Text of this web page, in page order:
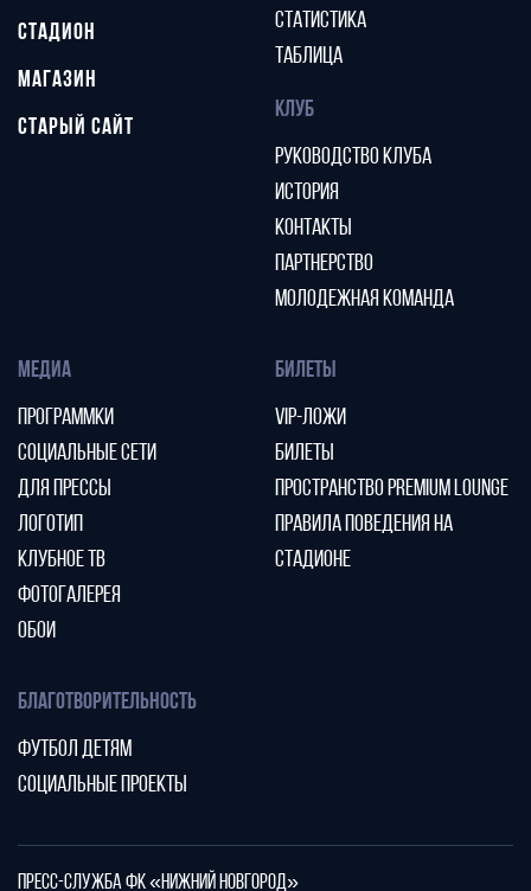
СТАДИОН
МАГАЗИН
СТАРЫЙ САЙТ
СТАТИСТИКА
ТАБЛИЦА
КЛУБ
РУКОВОДСТВО КЛУБА
ИСТОРИЯ
КОНТАКТЫ
ПАРТНЕРСТВО
МОЛОДЕЖНАЯ КОМАНДА
МЕДИА
ПРОГРАММКИ
СОЦИАЛЬНЫЕ СЕТИ
ДЛЯ ПРЕССЫ
ЛОГОТИП
КЛУБНОЕ ТВ
ФОТОГАЛЕРЕЯ
ОБОИ
БИЛЕТЫ
VIP-ЛОЖИ
БИЛЕТЫ
ПРОСТРАНСТВО PREMIUM LOUNGE
ПРАВИЛА ПОВЕДЕНИЯ НА
СТАДИОНЕ
БЛАГОТВОРИТЕЛЬНОСТЬ
ФУТБОЛ ДЕТЯМ
СОЦИАЛЬНЫЕ ПРОЕКТЫ
ПРЕСС-СЛУЖБА ФК «НИЖНИЙ НОВГОРОД»